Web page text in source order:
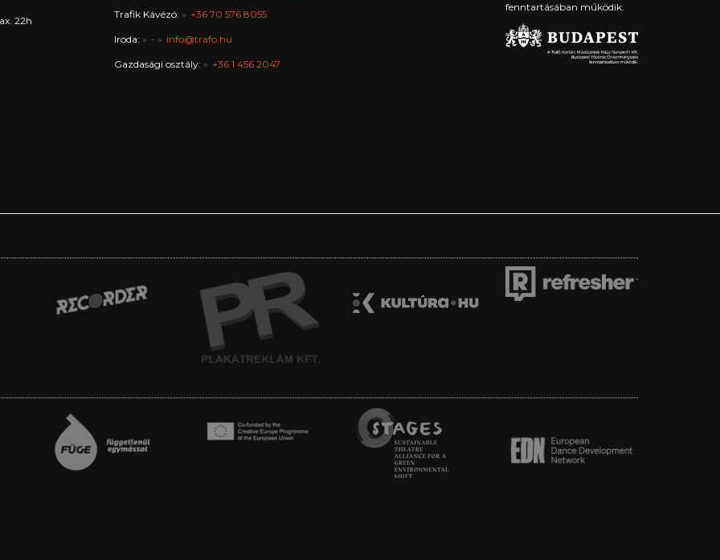
22h
Trafik Kávézó: +36 70 576 8055
Iroda: - info@trafo.hu
Gazdasági osztály: +36 1 456 2047
fenntartásában működik.